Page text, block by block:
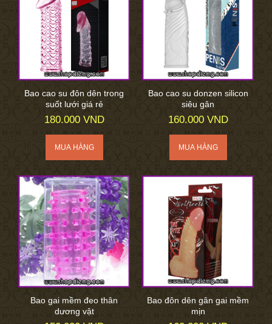
Bao cao su đôn dên trong
suốt lưới giá rẻ
180.000 VND
Bao cao su donzen silicon
siêu gân
160.000 VND
Bao gai mềm đeo thân
dương vật
Bao đôn dên gân gai mềm
mịn